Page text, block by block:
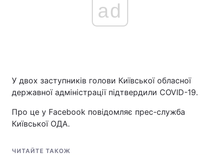
ad
У двох заступників голови Київської обласної
державної адміністрації підтвердили COVID-19.
Про це у Facebook повідомляє прес-служба
Київської ОДА.
ЧИТАЙТЕ ТАКОЖ